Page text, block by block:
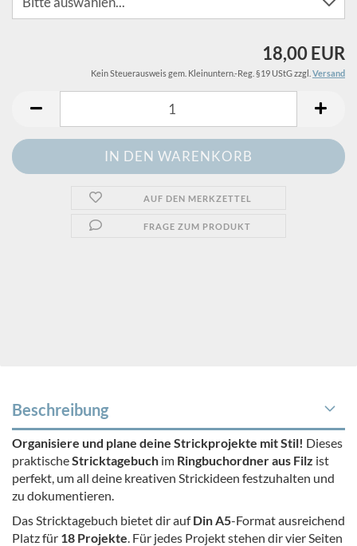
18,00 EUR
Kein Steuerausweis gem. Kleinuntern.-Reg. §19 UStG zzgl. Versand
AUF DEN MERKZETTEL
FRAGE ZUM PRODUKT
Beschreibung
Organisiere und plane deine Strickprojekte mit Stil! Dieses
praktischeStricktagebuch im Ringbuchordner aus Filz ist
perfekt, um all deine kreativen Strickideen festzuhalten und
zu dokumentieren.
Das Stricktagebuch bietet dir aufDin A5-Format ausreichend
Platz für 18 Projekte. Für jedes Projekt stehen dir vier Seiten